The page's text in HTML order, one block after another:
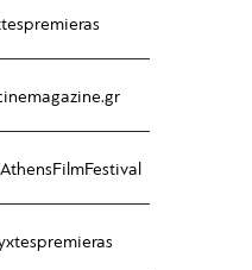
AthensFilmFestival